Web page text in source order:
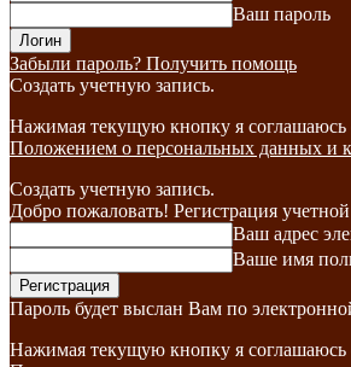
Ваш пароль
Забыли пароль? Получить помощь
Создать учетную запись.
Нажимая текущую кнопку я соглашаюсь
Положением о персональных данных и
Создать учетную запись.
Добро пожаловать! Регистрация
Ваш адрес
Ваше имя
Пароль будет выслан Вам по
Нажимая текущую кнопку я соглашаюсь